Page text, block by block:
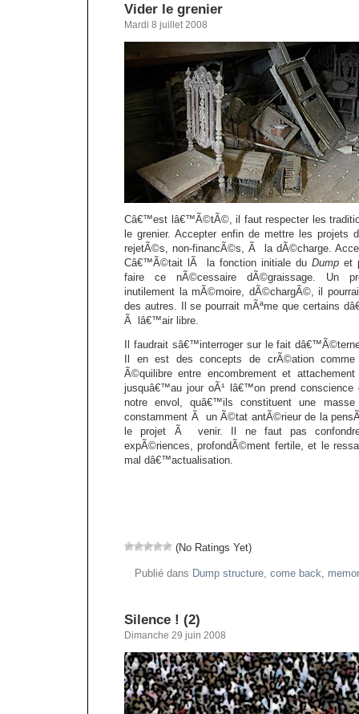
Vider le grenier
Mardi 8 juillet 2008
Câ€™est lâ€™Ã©tÃ©, il faut respecter les
le grenier. Accepter enfin de mettre les projets
rejetÃ©s, non-financÃ©s, Ã la dÃ©charge.
Câ€™Ã©tait lÃ la fonction initiale du Dump et
faire ce nÃ©cessaire dÃ©graissage. Un
inutilement la mÃ©moire, dÃ©chargÃ©, il
des autres. Il se pourrait mÃªme que certains
Ã lâ€™air libre.
Il faudrait sâ€™interroger sur le fait
Il en est des concepts de crÃ©ation
Ã©quilibre entre encombrement et
jusquâ€™au jour oÃ¹ lâ€™on prend
notre envol, quâ€™ils constituent une masse
constamment Ã un Ã©tat antÃ©rieur de la
le projet Ã venir. Il ne faut pas
expÃ©riences, profondÃ©ment fertile, et le
mal dâ€™actualisation.
(No Ratings Yet)
Publié dans Dump structure, come back,
Silence ! (2)
Dimanche 29 juin 2008